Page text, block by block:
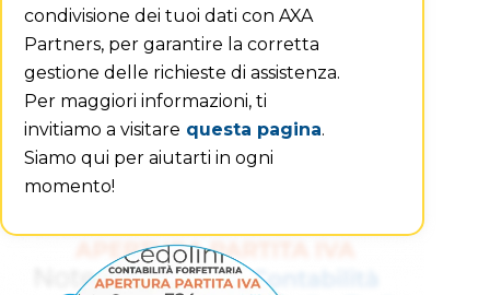
condivisione dei tuoi dati con AXA
Partners, per garantire la corretta
gestione delle richieste di assistenza.
Per maggiori informazioni, ti
invitiamo a visitare questa pagina.
Siamo qui per aiutarti in ogni
momento!